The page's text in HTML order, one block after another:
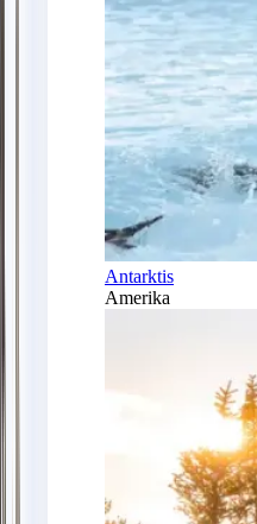
Antarktis
Amerika